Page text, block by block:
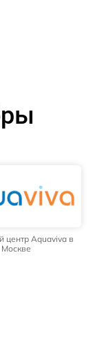
центр Aquaviva в
Москве